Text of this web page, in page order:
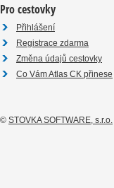
Pro cestovky
Přihlášení
Registrace zdarma
Změna údajů cestovky
Co Vám Atlas CK přinese
© STOVKA SOFTWARE, s.r.o.